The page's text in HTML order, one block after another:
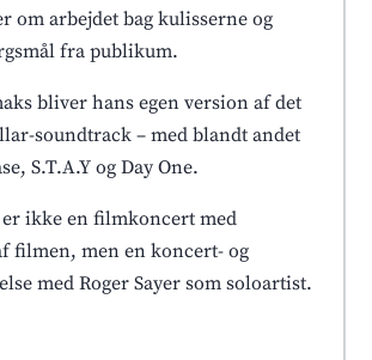
om arbejdet bag kulisserne og
fra publikum.
bliver hans egen version af det
soundtrack – med blandt andet
S.T.A.Y og Day One.
er ikke en filmkoncert med
filmen, men en koncert- og
med Roger Sayer som soloartist.